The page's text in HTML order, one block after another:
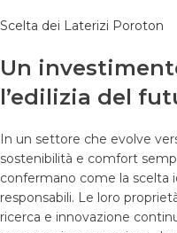
Scelta dei Laterizi Poroton
Un
l’edilizia del
In un settore che evolve
sostenibilità e comfort
confermano come la scelta
responsabili. Le loro
ricerca e innovazione